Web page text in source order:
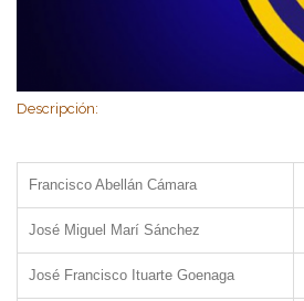
Descripción:
Francisco Abellán Cámara
José Miguel Marí Sánchez
José Francisco Ituarte Goenaga